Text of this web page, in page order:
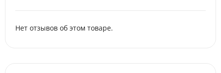
Нет отзывов об этом товаре.